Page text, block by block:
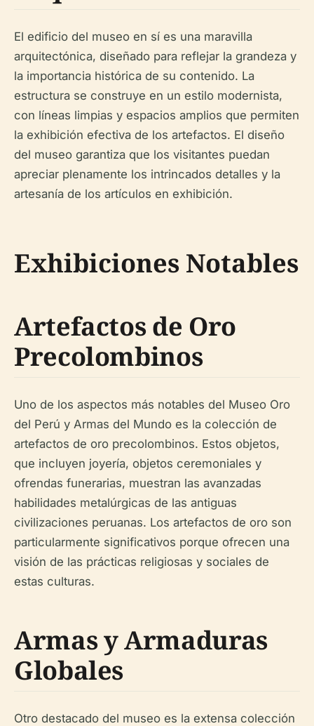
El edificio del museo en sí es una maravilla
arquitectónica, diseñado para reflejar la grandeza y
la importancia histórica de su contenido. La
estructura se construye en un estilo modernista,
con líneas limpias y espacios amplios que permiten
la exhibición efectiva de los artefactos. El diseño
del museo garantiza que los visitantes puedan
apreciar plenamente los intrincados detalles y la
artesanía de los artículos en exhibición.
Exhibiciones Notables
Artefactos de Oro
Precolombinos
Uno de los aspectos más notables del Museo Oro
del Perú y Armas del Mundo es la colección de
artefactos de oro precolombinos. Estos objetos,
que incluyen joyería, objetos ceremoniales y
ofrendas funerarias, muestran las avanzadas
habilidades metalúrgicas de las antiguas
civilizaciones peruanas. Los artefactos de oro son
particularmente significativos porque ofrecen una
visión de las prácticas religiosas y sociales de
estas culturas.
Armas y Armaduras
Globales
Otro destacado del museo es la extensa colección